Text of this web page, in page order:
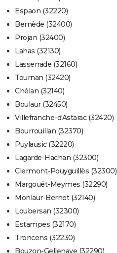
Espaon (32220)
Bernède (32400)
Projan (32400)
Lahas (32130)
Lasserrade (32160)
Tournan (32420)
Chélan (32140)
Boulaur (32450)
Villefranche-d'Astarac (32420)
Bourrouillan (32370)
Puylausic (32220)
Lagarde-Hachan (32300)
Clermont-Pouyguillès (32300)
Margouët-Meymes (32290)
Monlaur-Bernet (32140)
Loubersan (32300)
Estampes (32170)
Troncens (32230)
Bouzon-Gellenave (32290)